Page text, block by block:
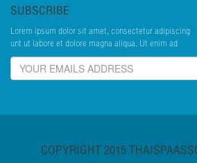
SUBSCRIBE
Lorem ipsum dolor sit amet, consectetur adipiscing
unt ut labore et dolore magna aliqua. Ut enim ad
COPYRIGHT 2015